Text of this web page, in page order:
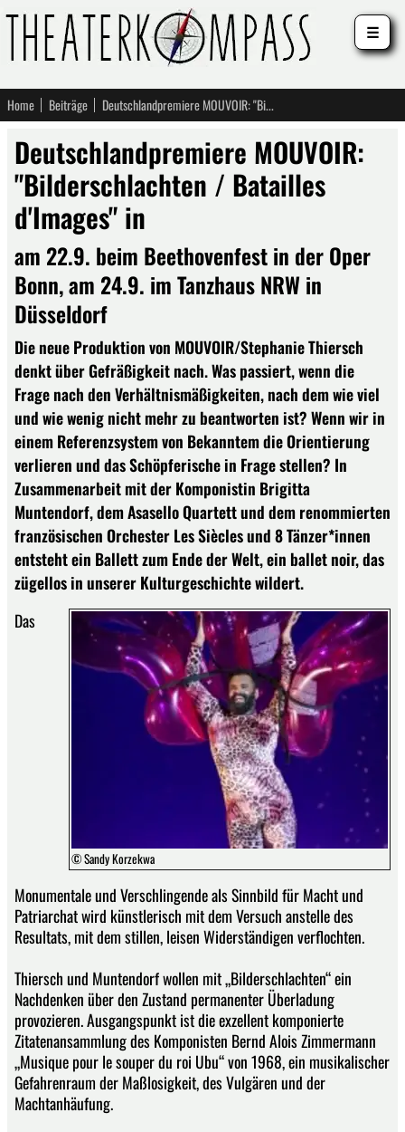
Home Beiträge Deutschlandpremiere MOUVOIR: "Bilderschlachten / Batailles d'Images" in
Deutschlandpremiere MOUVOIR:
"Bilderschlachten / Batailles
d'Images" in
am 22.9. beim Beethovenfest in der Oper
Bonn, am 24.9. im Tanzhaus NRW in
Düsseldorf
Die neue Produktion von MOUVOIR/Stephanie Thiersch
denkt über Gefräßigkeit nach. Was passiert, wenn die
Frage nach den Verhältnismäßigkeiten, nach dem wie viel
und wie wenig nicht mehr zu beantworten ist? Wenn wir in
einem Referenzsystem von Bekanntem die Orientierung
verlieren und das Schöpferische in Frage stellen? In
Zusammenarbeit mit der Komponistin Brigitta
Muntendorf, dem Asasello Quartett und dem renommierten
französischen Orchester Les Siècles und 8 Tänzer*innen
entsteht ein Ballett zum Ende der Welt, ein ballet noir, das
zügellos in unserer Kulturgeschichte wildert.
© Sandy Korzekwa
Das
Monumentale und Verschlingende als Sinnbild für Macht und
Patriarchat wird künstlerisch mit dem Versuch anstelle des
Resultats, mit dem stillen, leisen Widerständigen verflochten.
Thiersch und Muntendorf wollen mit „Bilderschlachten“ ein
Nachdenken über den Zustand permanenter Überladung
provozieren. Ausgangspunkt ist die exzellent komponierte
Zitatenansammlung des Komponisten Bernd Alois Zimmermann
„Musique pour le souper du roi Ubu“ von 1968, ein musikalischer
Gefahrenraum der Maßlosigkeit, des Vulgären und der
Machtanhäufung.
☰